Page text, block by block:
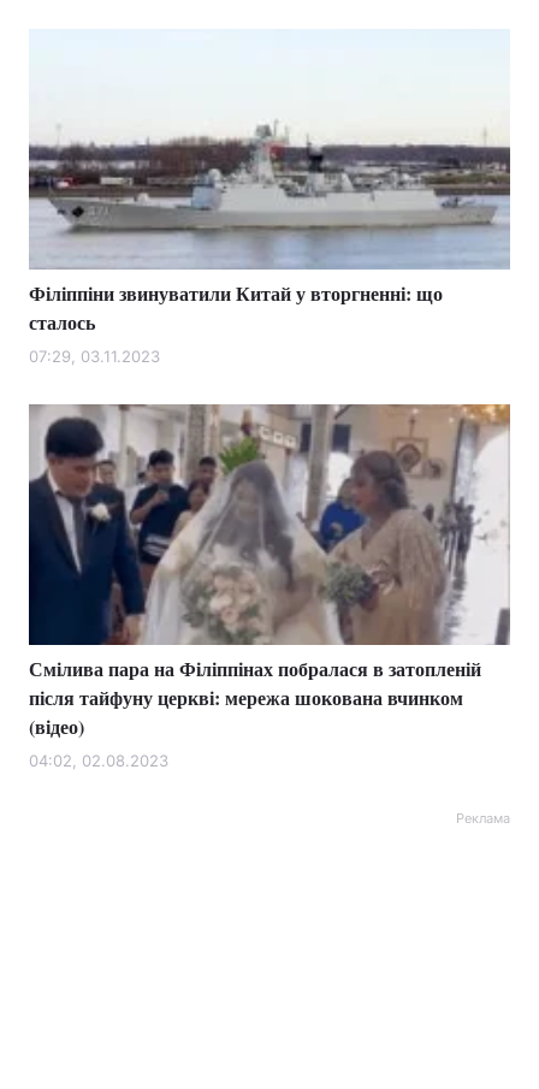
Філіппіни звинуватили Китай у вторгненні: що
сталось
07:29, 03.11.2023
Смілива пара на Філіппінах побралася в затопленій
після тайфуну церкві: мережа шокована вчинком
(відео)
04:02, 02.08.2023
Реклама